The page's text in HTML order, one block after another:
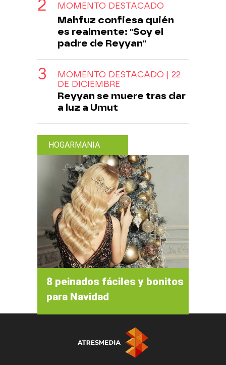
MOMENTO DESTACADO
Mahfuz confiesa quién
es realmente: "Soy el
padre de Reyyan"
MOMENTO DESTACADO | 22
DE DICIEMBRE
Reyyan se muere tras dar
a luz a Umut
HOGARMANIA
8 peinados fáciles y bonitos
para Navidad